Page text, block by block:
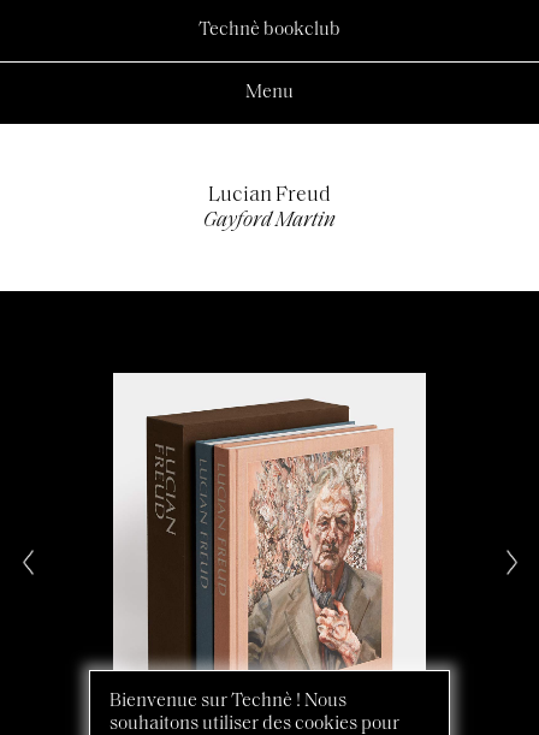
Technè bookclub
Menu
Lucian Freud
Gayford Martin
Bienvenue sur Technè ! Nous
souhaitons utiliser des cookies pour